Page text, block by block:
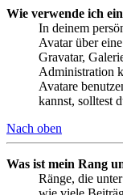
Wie verwende ich
In deinem
Avatar über
Gravatar,
Administration
Avatare
kannst, solltest
Nach oben
Was ist mein Rang
Ränge, die